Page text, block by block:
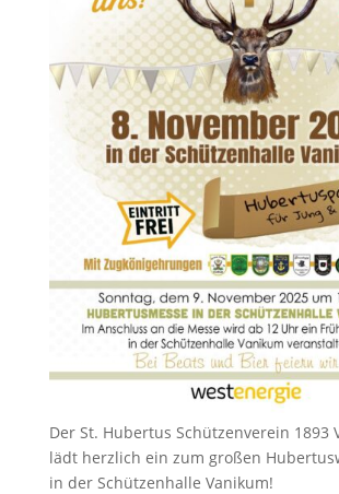
Der St. Hubertus Schützenverein 1893
lädt herzlich ein zum großen
in der Schützenhalle Vanikum!